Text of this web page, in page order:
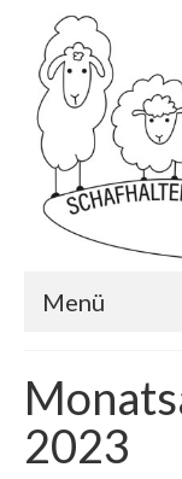
Menü
Wer wir sind?…
2023